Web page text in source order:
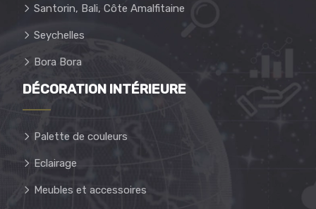
Santorin, Bali, Côte Amalfitaine
Seychelles
Bora Bora
DÉCORATION INTÉRIEURE
Palette de couleurs
Eclairage
Meubles et accessoires